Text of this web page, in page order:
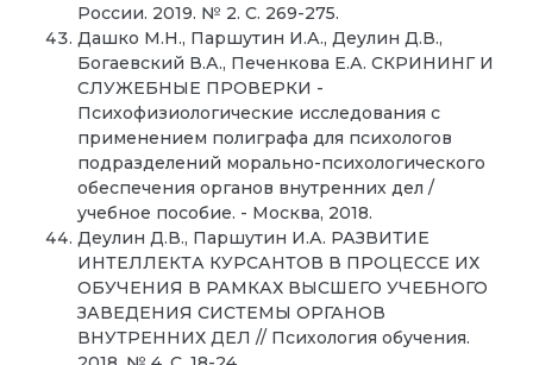
России. 2019. № 2. С. 269-275.
Дашко М.Н., Паршутин И.А., Деулин Д.В.,
Богаевский В.А., Печенкова Е.А. СКРИНИНГ И
СЛУЖЕБНЫЕ ПРОВЕРКИ -
Психофизиологические исследования с
применением полиграфа для психологов
подразделений морально-психологического
обеспечения органов внутренних дел /
учебное пособие. - Москва, 2018.
Деулин Д.В., Паршутин И.А. РАЗВИТИЕ
ИНТЕЛЛЕКТА КУРСАНТОВ В ПРОЦЕССЕ ИХ
ОБУЧЕНИЯ В РАМКАХ ВЫСШЕГО УЧЕБНОГО
ЗАВЕДЕНИЯ СИСТЕМЫ ОРГАНОВ
ВНУТРЕННИХ ДЕЛ // Психология обучения.